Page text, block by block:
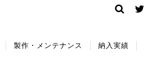
製作・メンテナンス 納入実績